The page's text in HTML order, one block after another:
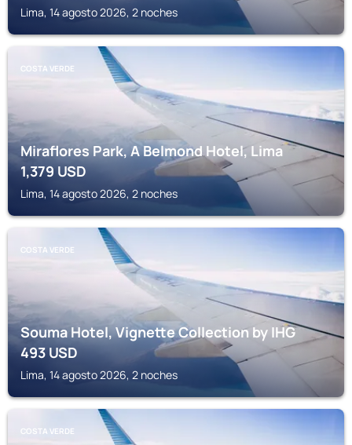
Lima, 14 agosto 2026, 2 noches
COSTA VERDE
Miraflores Park, A Belmond Hotel, Lima
1,379 USD
Lima, 14 agosto 2026, 2 noches
COSTA VERDE
Souma Hotel, Vignette Collection by IHG
493USD
Lima, 14 agosto 2026, 2 noches
COSTA VERDE